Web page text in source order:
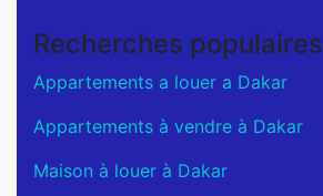
Recherches populaires
Appartements a louer a Dakar
Appartements à vendre à Dakar
Maison à louer à Dakar